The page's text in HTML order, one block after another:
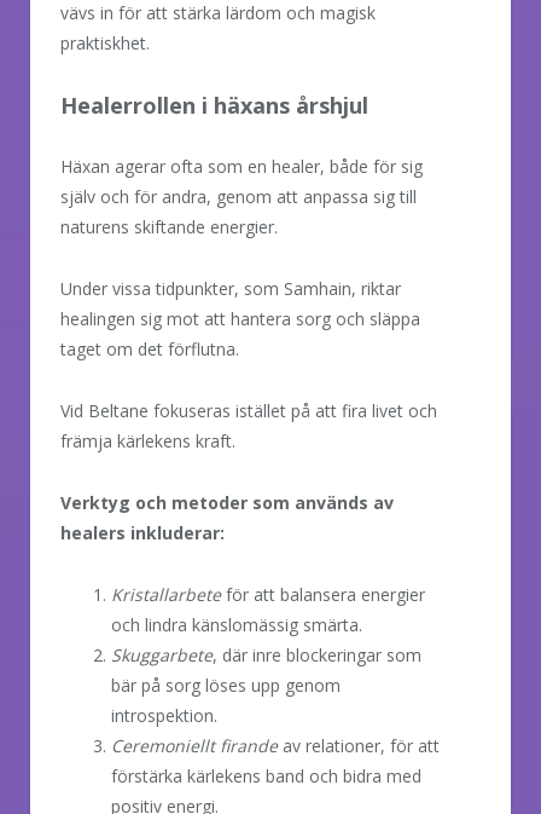
vävs in för att stärka lärdom och magisk
praktiskhet.
Healerrollen i häxans årshjul
Häxan agerar ofta som en healer, både för sig
själv och för andra, genom att anpassa sig till
naturens skiftande energier.
Under vissa tidpunkter, som Samhain, riktar
healingen sig mot att hantera sorg och släppa
taget om det förflutna.
Vid Beltane fokuseras istället på att fira livet och
främja kärlekens kraft.
Verktyg och metoder som används av
healers inkluderar:
Kristallarbeteför att balansera energier
och lindra känslomässig smärta.
Skuggarbete, där inre blockeringar som
bär på sorg löses upp genom
introspektion.
Ceremoniellt firandeav relationer, för att
förstärka kärlekens band och bidra med
positiv energi.